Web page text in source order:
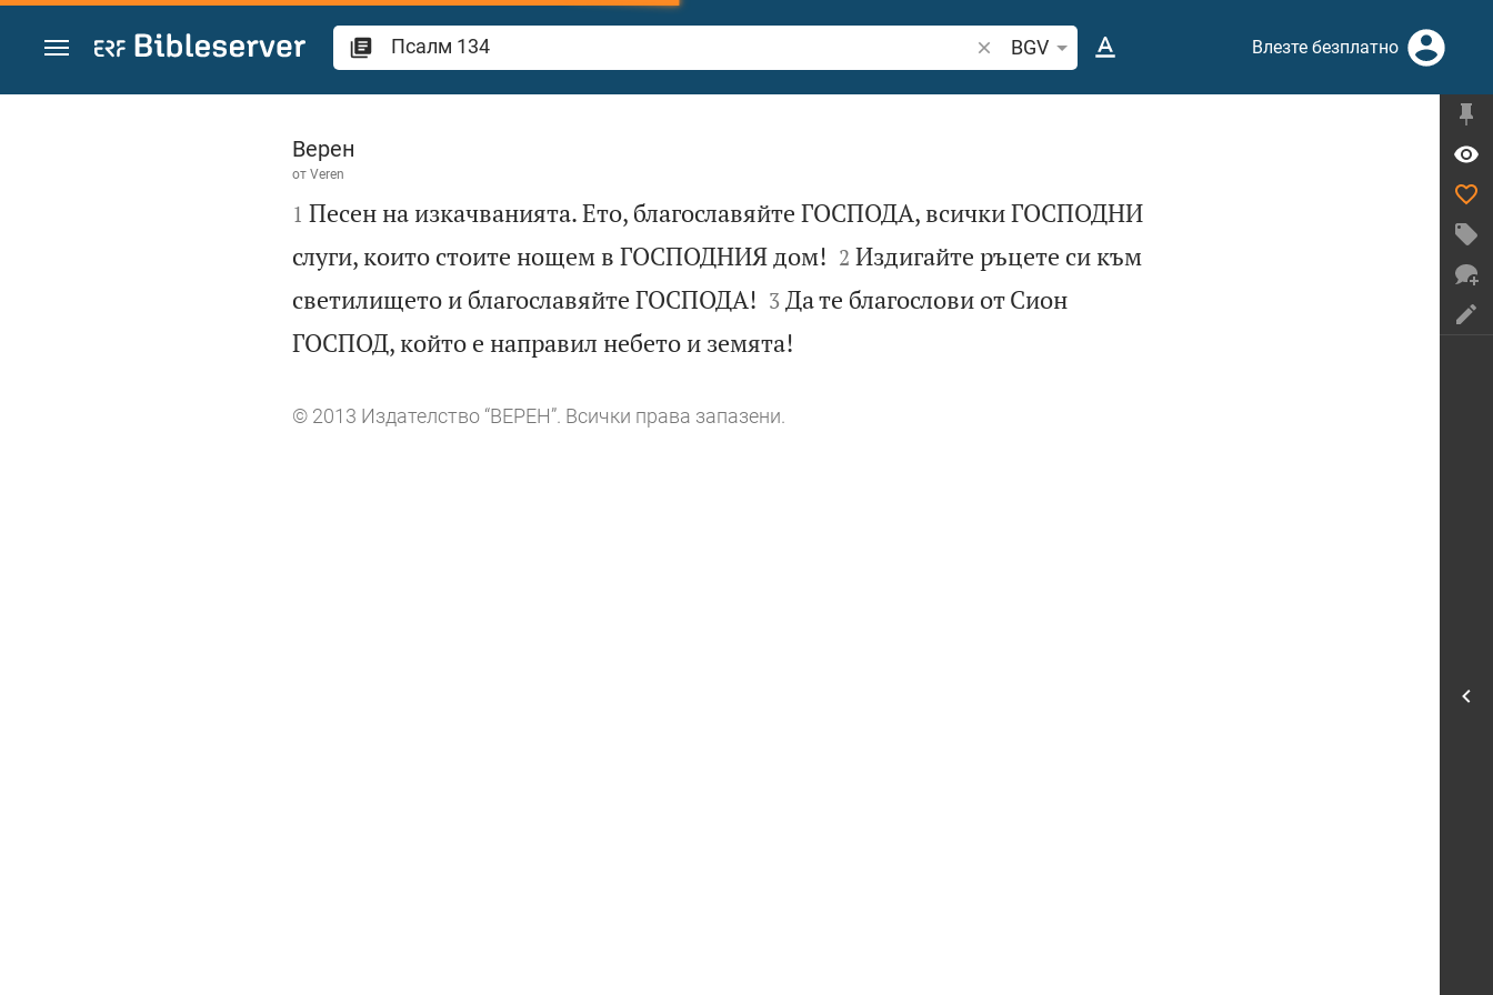
Преминете към съдържанието
Търсете стих или дума в Библията
BGV Влезте безплатно
Псалм 134
Верен
от Veren

1 Песен на изкачванията. Ето, благославяйте ГОСПОДА, всички ГОСПОДНИ
слуги, които стоите нощем в ГОСПОДНИЯ дом!
2 Издигайте ръцете си към
светилището и благославяйте ГОСПОДА!
3 Да те благослови от Сион
ГОСПОД, който е направил небето и земята!
© 2013 Издателство “ВЕРЕН”. Всички права запазени.